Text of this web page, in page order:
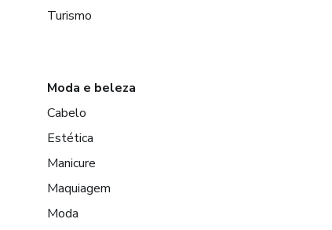
Turismo
Moda e beleza
Cabelo
Estética
Manicure
Maquiagem
Moda